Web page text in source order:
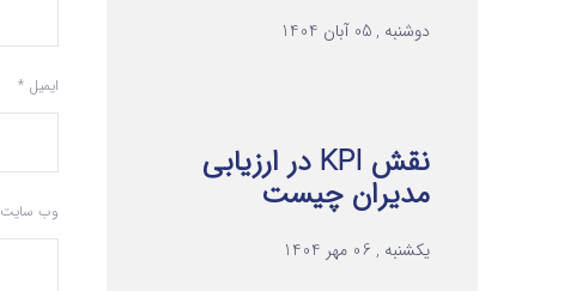
ایمیل *
وب‌ سایت
دوشنبه , 05 آبان 1404
نقش KPI در ارزیابی
مدیران چیست
یکشنبه , 06 مهر 1404